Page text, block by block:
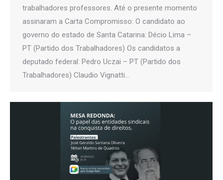
trabalhadores professores. Até o presente momento
assinaram a Carta Compromisso: O candidato ao
governo do estado de Santa Catarina: Décio Lima –
PT (Partido dos Trabalhadores) Os candidatos a
deputado federal: Pedro Uczai – PT (Partido dos
Trabalhadores) Claudio Vignatti…